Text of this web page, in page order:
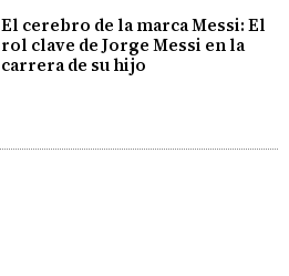
El cerebro de la marca Messi: El
rol clave de Jorge Messi en la
carrera de su hijo